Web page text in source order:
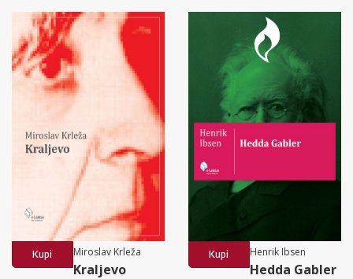
Kupi Miroslav Krleža
Kraljevo
Kupi Henrik Ibsen
Hedda Gabler